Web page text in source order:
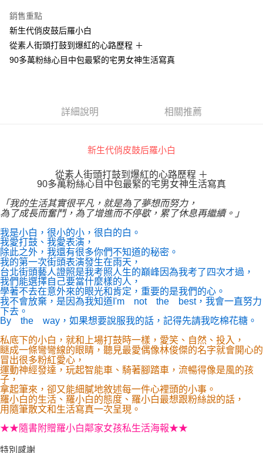
宅配
每筆NT$100，滿NT$499(含以上)免運費
銷售重點
新生代俏皮鼓后羅小白
從素人街頭打鼓到爆紅的心路歷程 ＋
90多萬粉絲心目中包最緊的宅男女神生活寫真
詳細說明 相關推薦
新生代俏皮鼓后羅小白
從素人街頭打鼓到爆紅的心路歷程 ＋
90多萬粉絲心目中包最緊的宅男女神生活寫真
「我的生活其實很平凡，就是為了夢想而努力，
為了成長而奮鬥，為了增進而不停歇，累了休息再繼續。」
我是小白，很小的小，很白的白。
我愛打鼓、我愛表演，
除此之外，我還有很多你們不知道的秘密。
我的第一次街頭表演發生在雨天，
台北街頭藝人證照是我考照人生的巔峰因為我考了四次才過，
我們能選擇自己要當什麼樣的人，
學著不去在意外來的眼光和肯定，重要的是我們的心。
我不會放棄，是因為我知道I'm not the best，我會一直努力
下去。
By the way，如果想要說服我的話，記得先請我吃棉花糖。
私底下的小白，就和上場打鼓時一樣，愛笑、自然、投入，
瞇成一條彎彎線的眼睛，聽見最愛偶像林俊傑的名字就會開心的
冒出很多粉紅愛心，
運動神經發達，玩起智能車、騎著腳踏車，流暢得像是風的孩
子，
拿起筆來，卻又能細膩地敘述每一件心裡頭的小事。
羅小白的生活、羅小白的態度、羅小白最想跟粉絲說的話，
用隨筆散文和生活寫真一次呈現。
★★隨書附贈羅小白鄰家女孩私生活海報★★
特別感謝